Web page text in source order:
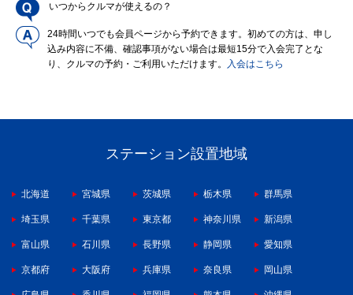
いつからクルマが使えるの？
24時間いつでも会員ページから予約できます。初めての方は、申し
込み内容に不備、確認事項がない場合は最短15分で入会完了とな
り、クルマの予約・ご利用いただけます。
入会はこちら
ステーション設置地域
北海道 宮城県 茨城県 栃木県 群馬県
埼玉県 千葉県 東京都 神奈川県 新潟県
富山県 石川県 長野県 静岡県 愛知県
京都府 大阪府 兵庫県 奈良県 岡山県